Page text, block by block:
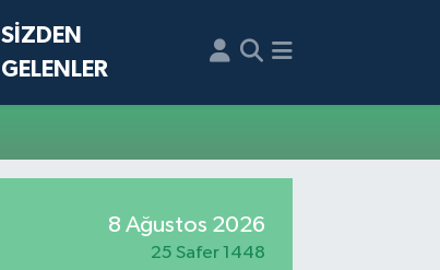
SİZDEN
GELENLER
8 Ağustos 2026
25 Safer 1448